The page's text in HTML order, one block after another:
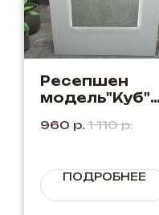
Ресепшен
модель"Куб"
960 р. 1 110 р.
ПОДРОБНЕЕ